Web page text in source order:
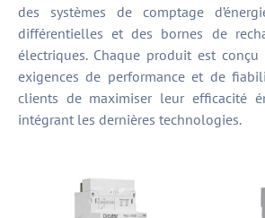
des systèmes de comptage
différentielles et des bornes de
électriques. Chaque produit est
exigences de performance et de
clients de maximiser leur efficacité
intégrant les dernières technologies.